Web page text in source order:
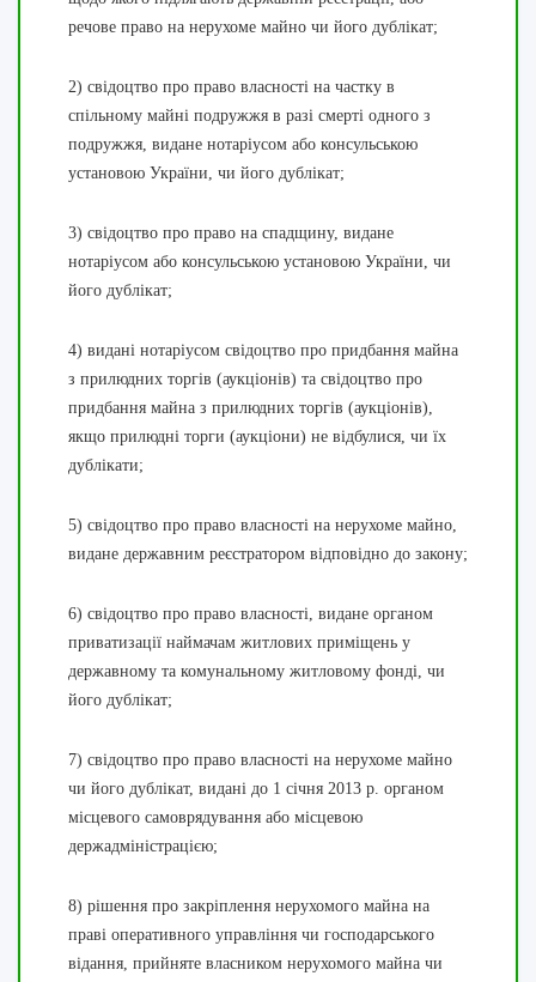
речове право на нерухоме майно чи його дублікат;
2) свідоцтво про право власності на частку в
спільному майні подружжя в разі смерті одного з
подружжя, видане нотаріусом або консульською
установою України, чи його дублікат;
3) свідоцтво про право на спадщину, видане
нотаріусом або консульською установою України, чи
його дублікат;
4) видані нотаріусом свідоцтво про придбання майна
з прилюдних торгів (аукціонів) та свідоцтво про
придбання майна з прилюдних торгів (аукціонів),
якщо прилюдні торги (аукціони) не відбулися, чи їх
дублікати;
5) свідоцтво про право власності на нерухоме майно,
видане державним реєстратором відповідно до закону;
6) свідоцтво про право власності, видане органом
приватизації наймачам житлових приміщень у
державному та комунальному житловому фонді, чи
його дублікат;
7) свідоцтво про право власності на нерухоме майно
чи його дублікат, видані до 1 січня 2013 р. органом
місцевого самоврядування або місцевою
держадміністрацією;
8) рішення про закріплення нерухомого майна на
праві оперативного управління чи господарського
відання, прийняте власником нерухомого майна чи